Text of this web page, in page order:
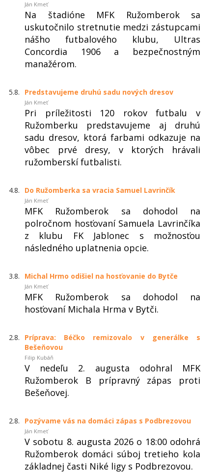
Ján Kmeť
Na štadióne MFK Ružomberok sa
uskutočnilo stretnutie medzi zástupcami
nášho futbalového klubu, Ultras
Concordia 1906 a bezpečnostným
manažérom.
5.8. Predstavujeme druhú sadu nových dresov
Ján Kmeť
Pri príležitosti 120 rokov futbalu v
Ružomberku predstavujeme aj druhú
sadu dresov, ktorá farbami odkazuje na
vôbec prvé dresy, v ktorých hrávali
ružomberskí futbalisti.
4.8. Do Ružomberka sa vracia Samuel Lavrinčík
Ján Kmeť
MFK Ružomberok sa dohodol na
polročnom hosťovaní Samuela Lavrinčíka
z klubu FK Jablonec s možnosťou
následného uplatnenia opcie.
3.8. Michal Hrmo odišiel na hosťovanie do Bytče
Ján Kmeť
MFK Ružomberok sa dohodol na
hosťovaní Michala Hrma v Bytči.
2.8.
Príprava: Béčko remizovalo v generálke s
Bešeňovou
Filip Kubáň
V nedeľu 2. augusta odohral MFK
Ružomberok B prípravný zápas proti
Bešeňovej.
2.8. Pozývame vás na domáci zápas s Podbrezovou
Ján Kmeť
V sobotu 8. augusta 2026 o 18:00 odohrá
Ružomberok domáci súboj tretieho kola
základnej časti Niké ligy s Podbrezovou.